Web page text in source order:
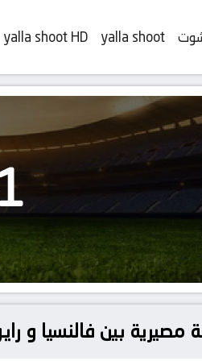
yalla shoot
yalla shoot HD
مصيرية بين فالنسيا و